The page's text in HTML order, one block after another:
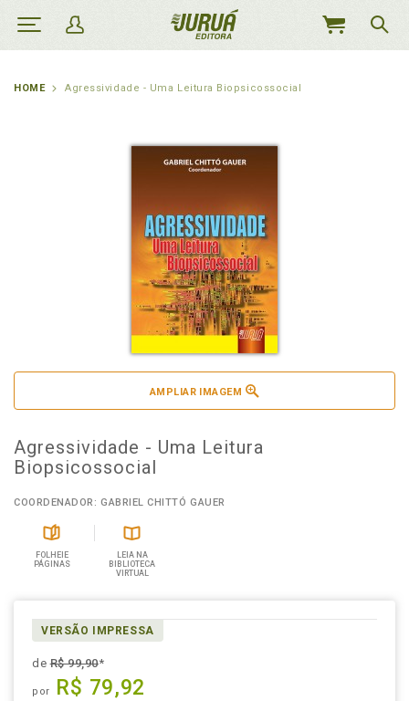
MEU
HOME Agressividade - Uma Leitura Biopsicossocial
AMPLIAR IMAGEM
Agressividade - Uma Leitura
Biopsicossocial
COORDENADOR: GABRIEL CHITTÓ GAUER
FOLHEIE
PÁGINAS
LEIA NA
BIBLIOTECA
VIRTUAL
VERSÃO IMPRESSA
deR$ 99,90*
por R$ 79,92